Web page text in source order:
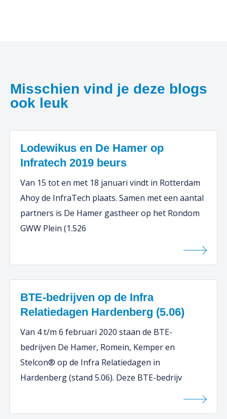
Misschien vind je deze blogs
ook leuk
Lodewikus en De Hamer op
Infratech 2019 beurs
Van 15 tot en met 18 januari vindt in Rotterdam
Ahoy de InfraTech plaats. Samen met een aantal
partners is De Hamer gastheer op het Rondom
GWW Plein (1.526
BTE-bedrijven op de Infra
Relatiedagen Hardenberg (5.06)
Van 4 t/m 6 februari 2020 staan de BTE-
bedrijven De Hamer, Romein, Kemper en
Stelcon® op de Infra Relatiedagen in
Hardenberg (stand 5.06). Deze BTE-bedrijv